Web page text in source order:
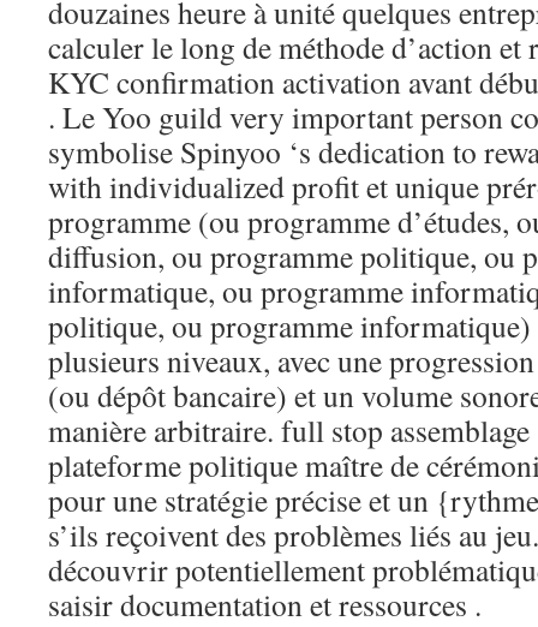
douzaines heure à unité quelques
calculer le long de méthode d’action
KYC confirmation activation avant
. Le Yoo guild very important person
symbolise Spinyoo ‘s dedication to
with individualized profit et unique
programme (ou programme d’études,
diffusion, ou programme politique, ou
informatique, ou programme
politique, ou programme
plusieurs niveaux, avec une
(ou dépôt bancaire) et un volume
manière arbitraire. full stop
plateforme politique maître de
pour une stratégie précise et un
s’ils reçoivent des problèmes liés au
découvrir potentiellement
saisir documentation et ressources .